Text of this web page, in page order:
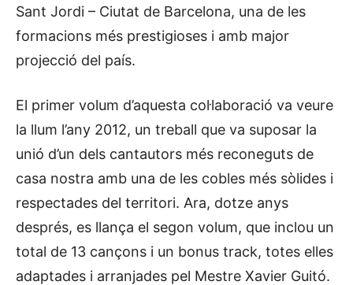
Sant Jordi – Ciutat de Barcelona, una de les
formacions més prestigioses i amb major
projecció del país.
El primer volum d’aquesta col·laboració va veure
la llum l’any 2012, un treball que va suposar la
unió d’un dels cantautors més reconeguts de
casa nostra amb una de les cobles més sòlides i
respectades del territori. Ara, dotze anys
després, es llança el segon volum, que inclou un
total de 13 cançons i un bonus track, totes elles
adaptades i arranjades pel Mestre Xavier Guitó.